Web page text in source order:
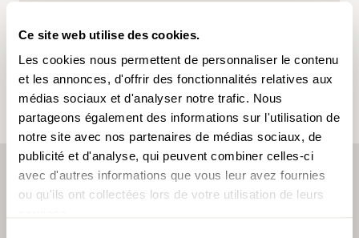
Ce site web utilise des cookies.
Les cookies nous permettent de personnaliser le contenu
et les annonces, d'offrir des fonctionnalités relatives aux
médias sociaux et d'analyser notre trafic. Nous
partageons également des informations sur l'utilisation de
notre site avec nos partenaires de médias sociaux, de
publicité et d'analyse, qui peuvent combiner celles-ci
avec d'autres informations que vous leur avez fournies
ou qu'ils ont collectées lors de votre utilisation de leurs
votre compte d'utilisateur et obtenir des contenus
adaptés à vos centres d'intérêt. Les mots-clés ne
peuvent être enregistrés que dans un compte
d'utilisateur.